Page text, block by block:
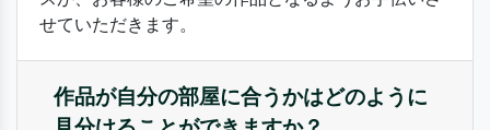
せていただきます。
作品が自分の部屋に合うかはどのように